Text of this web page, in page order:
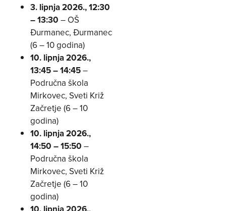
3. lipnja 2026., 12:30
– 13:30 – OŠ
Đurmanec, Đurmanec
(6 – 10 godina)
10. lipnja 2026.,
13:45 – 14:45–
Područna škola
Mirkovec, Sveti Križ
Začretje (6 – 10
godina)
10. lipnja 2026.,
14:50 – 15:50 –
Područna škola
Mirkovec, Sveti Križ
Začretje (6 – 10
godina)